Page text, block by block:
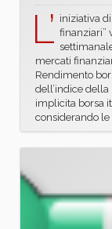
L’ iniziativa
finanziari”
mercati
Rendimento
dell’indice della
implicita borsa
considerando le